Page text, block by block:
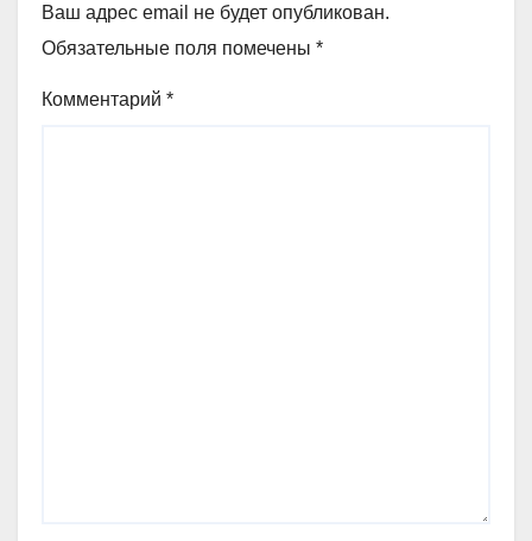
Ваш адрес email не будет опубликован.
Обязательные поля помечены *
Комментарий *